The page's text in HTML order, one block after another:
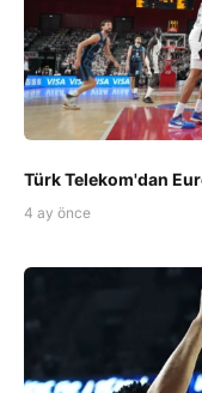
Türk Telekom'dan
4 ay önce